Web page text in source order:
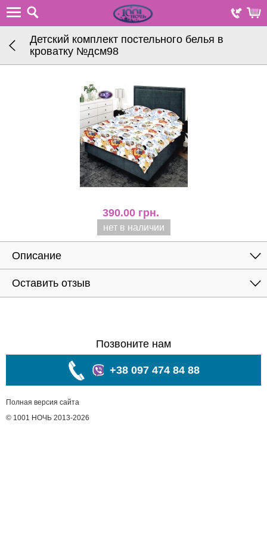
Детский комплект постельного белья в
кроватку №дсм98
390.00 грн.
нет в наличии
Описание
Оставить отзыв
Позвоните нам
+38 097 474 84 88
Полная версия сайта
© 1001 НОЧЬ 2013-2026